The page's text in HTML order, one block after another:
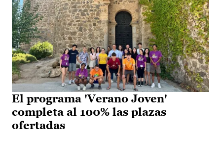
El programa 'Verano Joven'
completa al 100% las plazas
ofertadas